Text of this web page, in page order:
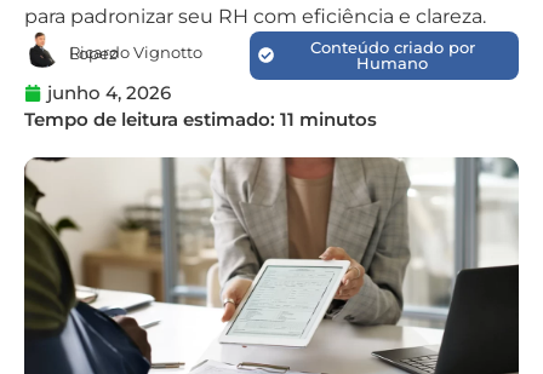
para padronizar seu RH com eficiência e clareza.
Ricardo Vignotto Lopez
Conteúdo criado por
Humano
junho 4, 2026